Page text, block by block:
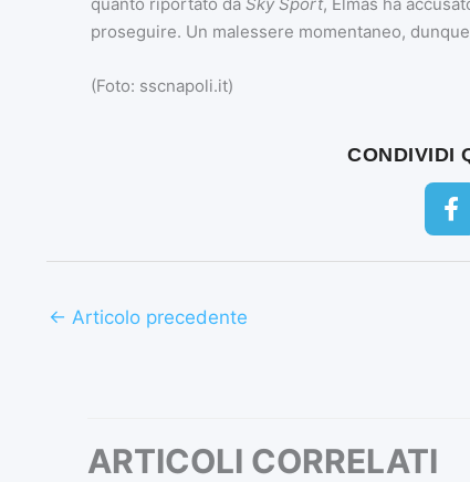
proseguire. Un malessere momentaneo,
(Foto: sscnapoli.it)
CONDIVIDI
← Articolo precedente
ARTICOLI CORRELATI